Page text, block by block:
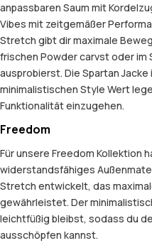
anpassbaren Saum mit
Vibes mit zeitgemäßer
Stretch gibt dir maximale
frischen Powder carvst oder im
ausprobierst. Die Spartan
minimalistischen Style Wert
Funktionalität einzugehen.
Freedom
Für unsere Freedom Kollektion
widerstandsfähiges
Stretch entwickelt, das
gewährleistet. Der
leichtfüßig bleibst, sodass du
ausschöpfen kannst.